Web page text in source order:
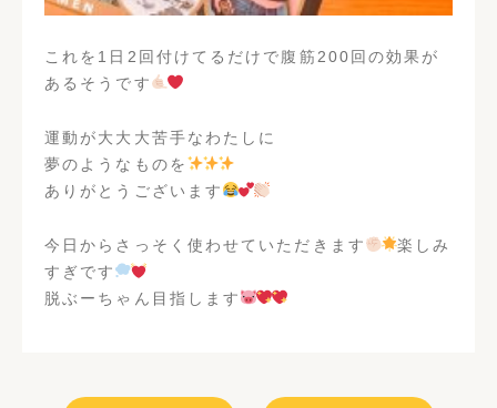
これを1日2回付けてるだけで腹筋200回の効果が
あるそうです
運動が大大大苦手なわたしに
夢のようなものを
ありがとうございます
今日からさっそく使わせていただきます
楽しみ
すぎです
脱ぶーちゃん目指します